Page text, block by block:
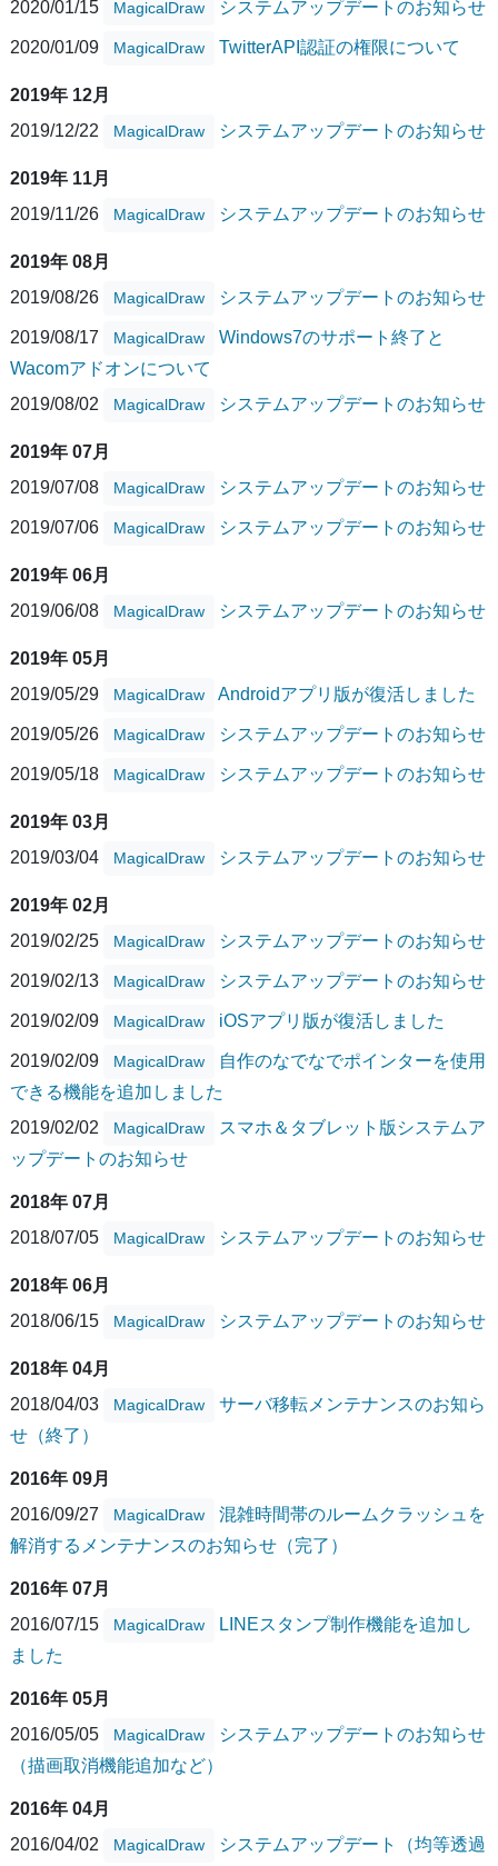
2020/01/15 MagicalDraw システムアップデートのお知らせ
2020/01/09 MagicalDraw TwitterAPI認証の権限について
2019年 12月
2019/12/22
MagicalDraw システムアップデートのお知らせ
2019年 11月
2019/11/26
MagicalDraw システムアップデートのお知らせ
2019年 08月
2019/08/26
MagicalDraw システムアップデートのお知らせ
2019/08/17 MagicalDraw
Windows7のサポート終了と
Wacomアドオンについて
2019/08/02
MagicalDraw システムアップデートのお知らせ
2019年 07月
2019/07/08
MagicalDraw システムアップデートのお知らせ
2019/07/06 MagicalDraw システムアップデートのお知らせ
2019年 06月
2019/06/08
MagicalDraw システムアップデートのお知らせ
2019年 05月
2019/05/29
MagicalDraw Androidアプリ版が復活しました
2019/05/26 MagicalDraw システムアップデートのお知らせ
2019/05/18 MagicalDraw システムアップデートのお知らせ
2019年 03月
2019/03/04
MagicalDraw システムアップデートのお知らせ
2019年 02月
2019/02/25
MagicalDraw システムアップデートのお知らせ
2019/02/13 MagicalDraw システムアップデートのお知らせ
2019/02/09 MagicalDraw iOSアプリ版が復活しました
2019/02/09 MagicalDraw
自作のなでなでポインターを使用
できる機能を追加しました
2019/02/02
MagicalDraw
スマホ＆タブレット版システムア
ップデートのお知らせ
2018年 07月
2018/07/05
MagicalDraw システムアップデートのお知らせ
2018年 06月
2018/06/15
MagicalDraw システムアップデートのお知らせ
2018年 04月
2018/04/03
MagicalDraw
サーバ移転メンテナンスのお知ら
せ（終了）
2016年 09月
2016/09/27
MagicalDraw
混雑時間帯のルームクラッシュを
解消するメンテナンスのお知らせ（完了）
2016年 07月
2016/07/15
MagicalDraw
LINEスタンプ制作機能を追加し
ました
2016年 05月
2016/05/05
MagicalDraw
システムアップデートのお知らせ
（描画取消機能追加など）
2016年 04月
2016/04/02
MagicalDraw
システムアップデート（均等透過